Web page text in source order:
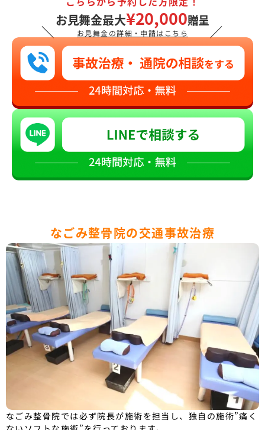
＼
お見舞金最大¥20,000贈呈
お見舞金の詳細・申請はこちら ／
なごみ整骨院の交通事故治療
なごみ整骨院では必ず院長が施術を担当し、独自の施術”痛く